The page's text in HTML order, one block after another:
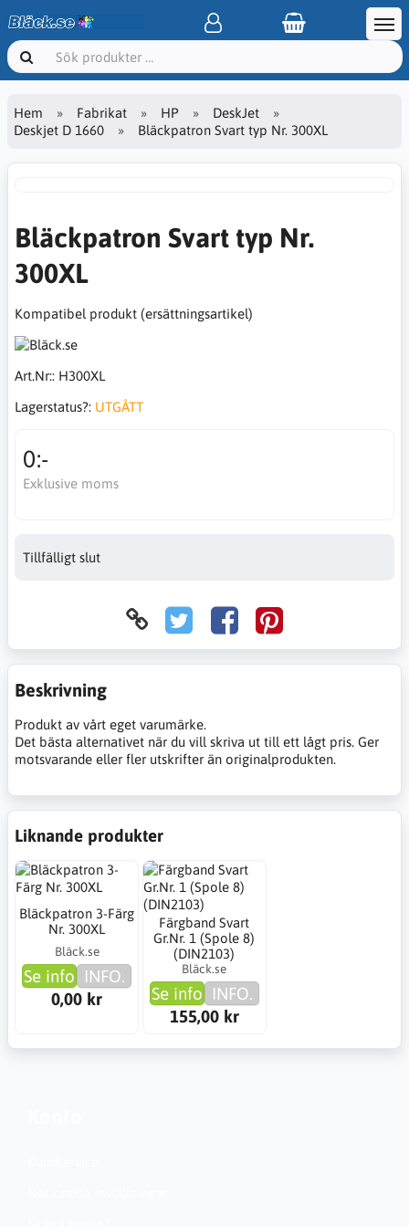
Hem Fabrikat HP
DeskJet
Deskjet D 1660
Bläckpatron Svart typ Nr. 300XL
Bläckpatron Svart typ Nr.
300XL
Kompatibel produkt (ersättningsartikel)
Art.Nr:: H300XL
Lagerstatus?: UTGÅTT
0:-
Exklusive moms
Tillfälligt slut
Beskrivning
Produkt av vårt eget varumärke.
Det bästa alternativet när du vill skriva ut till ett lågt pris. Ger
motsvarande eller fler utskrifter än originalprodukten.
Liknande produkter
Bläckpatron 3-Färg
Nr. 300XL
Bläck.se
Se info INFO.
0,00 kr
Färgband Svart
Gr.Nr. 1 (Spole 8)
(DIN2103)
Bläck.se
Se info INFO.
155,00 kr